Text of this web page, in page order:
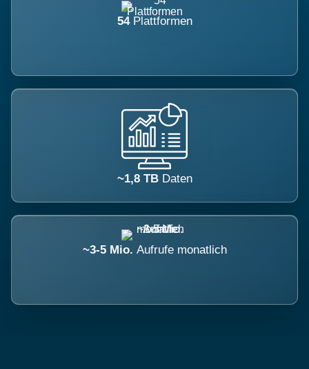
54 Plattformen
~1,8 TB Daten
~3-5 Mio. Aufrufe monatlich